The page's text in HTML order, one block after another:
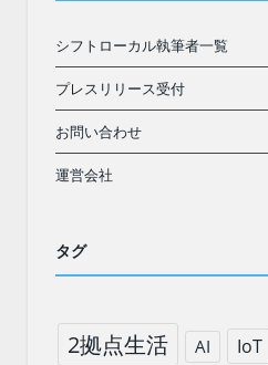
シフトローカル執筆者一覧
プレスリリース受付
お問い合わせ
運営会社
タグ
2拠点生活 AI IoT